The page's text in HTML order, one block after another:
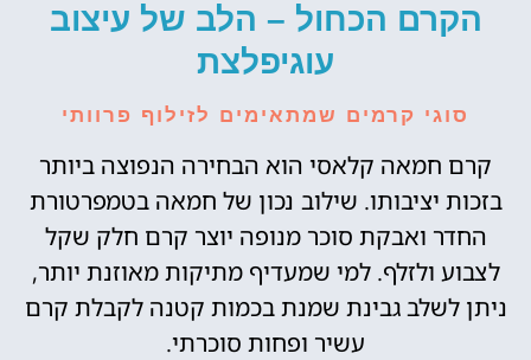
הקרם הכחול – הלב של עיצוב
עוגיפלצת
סוגי קרמים שמתאימים לזילוף פרוותי
קרם חמאה קלאסי הוא הבחירה הנפוצה ביותר
בזכות יציבותו. שילוב נכון של חמאה בטמפרטורת
החדר ואבקת סוכר מנופה יוצר קרם חלק שקל
לצבוע ולזלף. למי שמעדיף מתיקות מאוזנת יותר,
ניתן לשלב גבינת שמנת בכמות קטנה לקבלת קרם
עשיר ופחות סוכרתי.